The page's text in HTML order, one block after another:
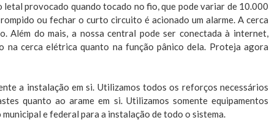
provocado quando tocado no fio, que pode variar de 10.000
ou fechar o curto circuito é acionado um alarme. A cerca
Além do mais, a nossa central pode ser conectada à internet,
na cerca elétrica quanto na função pânico dela. Proteja agora
a instalação em si. Utilizamos todos os reforços necessários
quanto ao arame em si. Utilizamos somente equipamentos
e federal para a instalação de todo o sistema.